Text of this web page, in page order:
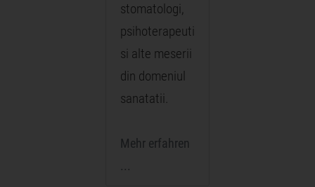
stomatologi,
psihoterapeuti
si alte meserii
din domeniul
sanatatii.
Mehr erfahren
...